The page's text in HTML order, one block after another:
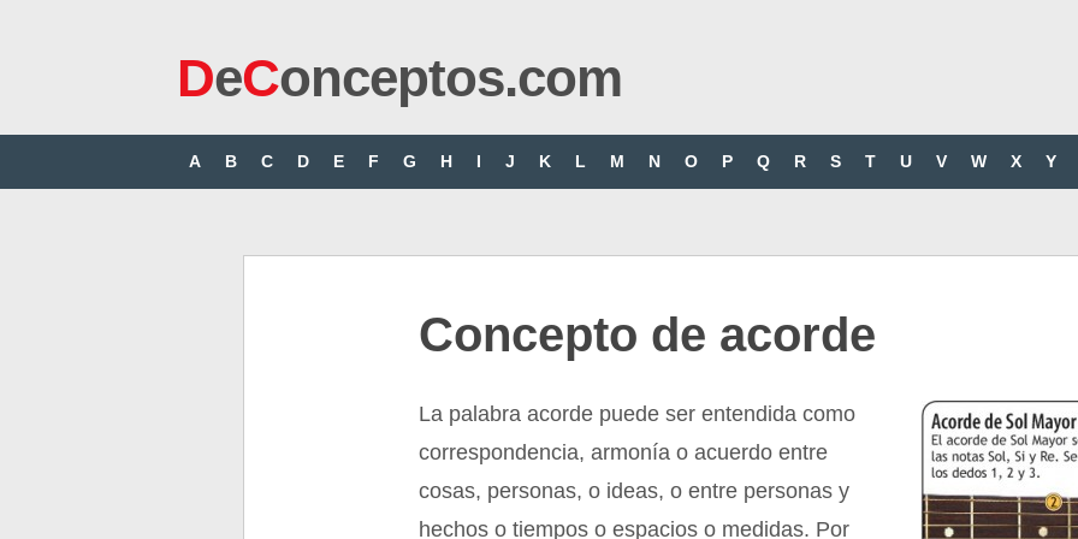
DeConceptos.com
A B C D E F G H I J K L M N O P Q R S T U V W X Y
Concepto de acorde
La palabra acorde puede ser entendida como
correspondencia, armonía o acuerdo entre
cosas, personas, o ideas, o entre personas y
hechos o tiempos o espacios o medidas. Por